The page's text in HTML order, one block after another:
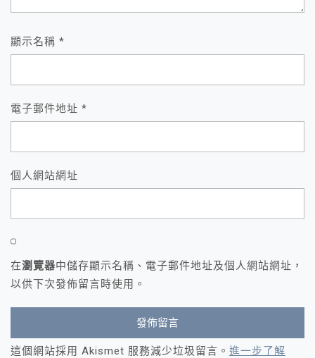
顯示名稱 *
電子郵件地址 *
個人網站網址
在瀏覽器中儲存顯示名稱、電子郵件地址及個人網站網址，
以供下次發佈留言時使用。
這個網站採用 Akismet 服務減少垃圾留言。 進一步了解